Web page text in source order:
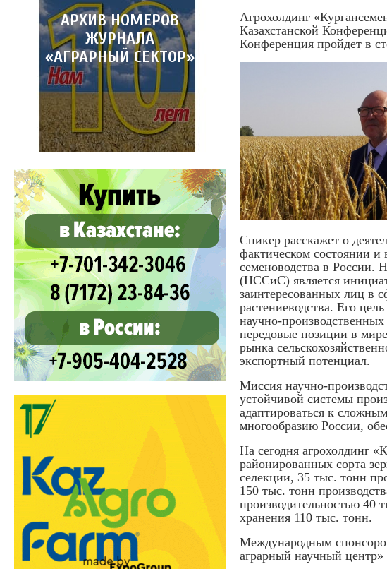
АРХИВ НОМЕРОВ
ЖУРНАЛА
«АГРАРНЫЙ СЕКТОР»
Агрохолдинг
Казахстанской
Конференция пройдет в
Спикер расскажет о
фактическом состоянии и
семеноводства в России.
(НССиС) является
заинтересованных лиц в
растениеводства. Его
научно-
передовые позиции в
рынка
экспортный потенциал.
Миссия научно-
устойчивой системы
адаптироваться к
многообразию России,
На сегодня агрохолдинг
районированных сорта
селекции, 35 тыс. тонн
150 тыс. тонн
производительностью 40
хранения 110 тыс. тонн.
Международным
аграрный научный центр»